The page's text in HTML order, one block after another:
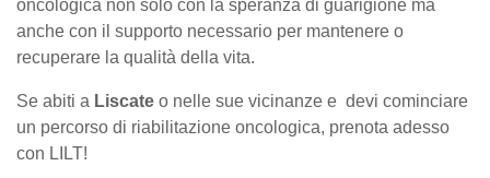
oncologica non solo con la speranza di guarigione ma
anche con il supporto necessario per mantenere o
recuperare la qualità della vita.
Se abiti a Liscate o nelle sue vicinanze e devi cominciare
un percorso di riabilitazione oncologica, prenota adesso
con LILT!